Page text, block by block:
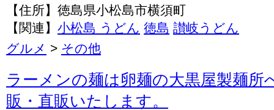
【住所】徳島県小松島市横須町
【関連】 小松島 うどん 徳島 讃岐うどん
グルメ > その他
ラーメンの麺は卵麺の大黒屋製麺所
販・直販いたします。